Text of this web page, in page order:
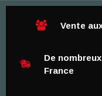
Vente
De
France